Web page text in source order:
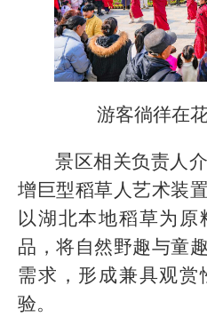
游客徜徉在
景区相关负责人
增巨型稻草人艺术装
以湖北本地稻草为
品，将自然野趣与童
需求，形成兼具观赏
验。